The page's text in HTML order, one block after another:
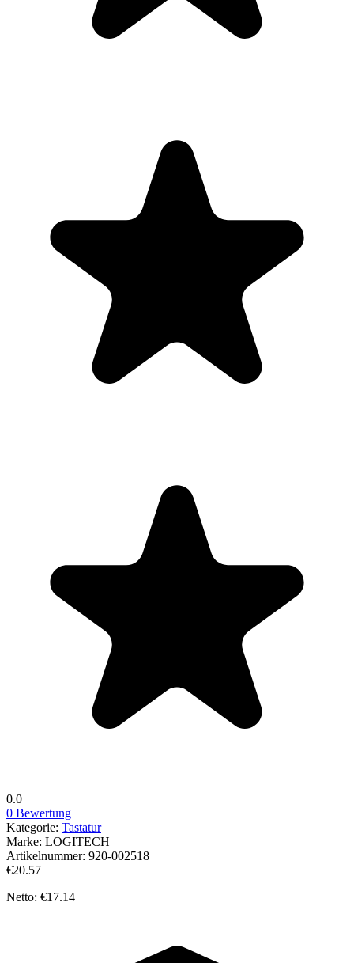
0.0
0 Bewertung
Kategorie: Tastatur
Marke: LOGITECH
Artikelnummer: 920-002518
€20.57
Netto: €17.14